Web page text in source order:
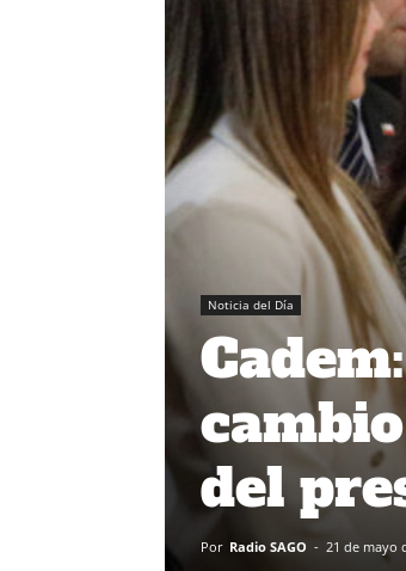
Noticia del Día
del
Por Radio SAGO - 21 de mayo